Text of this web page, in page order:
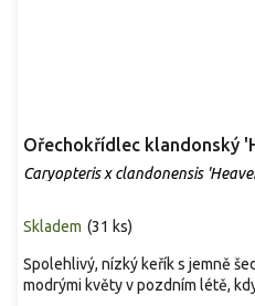
Ořechokřídlec klandonský
Caryopteris x clandonensis
Skladem (31 ks)
Spolehlivý, nízký keřík s jemně
modrými květy v pozdním létě,